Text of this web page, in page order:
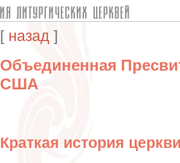
[ назад ]
Объединенная
США
Краткая история